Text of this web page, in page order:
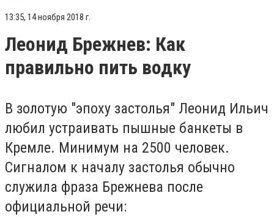
13:35, 14 ноября 2018 г.
Леонид Брежнев: Как
правильно пить водку
В золотую "эпоху застолья" Леонид Ильич
любил устраивать пышные банкеты в
Кремле. Минимум на 2500 человек.
Сигналом к началу застолья обычно
служила фраза Брежнева после
официальной речи: